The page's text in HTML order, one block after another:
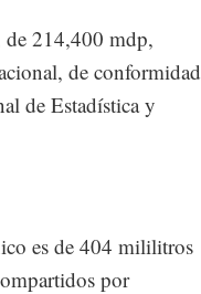
de 214,400 mdp,
de conformidad
de Estadística y
es de 404 mililitros
por